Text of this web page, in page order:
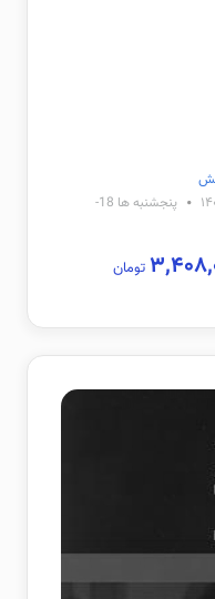
پنجشنبه ها 18-
تومان